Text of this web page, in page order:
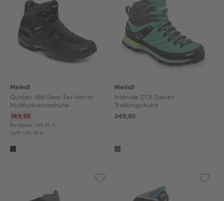
Meindl
Quebec Mid Gore-Tex Herren
Multifunktionsschuhe
149,95
Bestpreis: 149,95 €
UVP: 199,95 €
Meindl
Intervale GTX Damen
Trekkingschuhe
249,95